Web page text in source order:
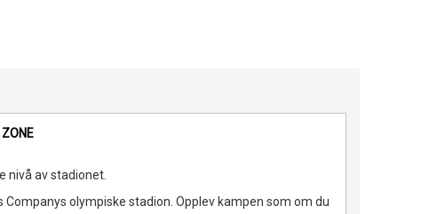
nivå av stadionet.
Companys olympiske stadion. Opplev kampen som om du